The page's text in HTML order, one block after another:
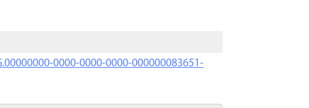
0000-0000-0000-000000083651-